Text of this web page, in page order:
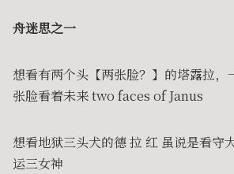
舟迷思之一
想看有两个头【两张脸？】的塔露拉，
张脸看着未来 two faces of Janus
想看地狱三头犬的德 拉 红 虽说是看守
运三女神